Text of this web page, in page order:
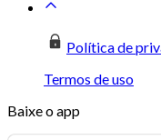
Política de
Termos de uso
Baixe o app